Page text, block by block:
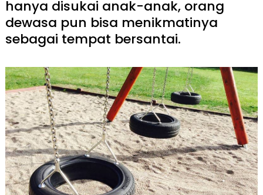
hanya disukai anak-anak, orang
dewasa pun bisa menikmatinya
sebagai tempat bersantai.